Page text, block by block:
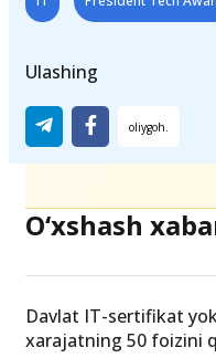
Ulashing
O‘xshash
Davlat IT-sertifikat
xarajatning 50 foizini